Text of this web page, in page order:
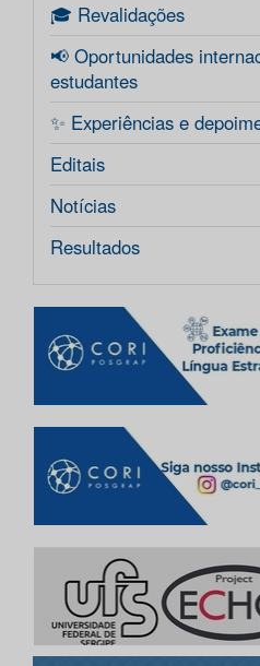
🎓 Revalidações
📢 Oportunidades
estudantes
✨ Experiências e
Editais
Notícias
Resultados